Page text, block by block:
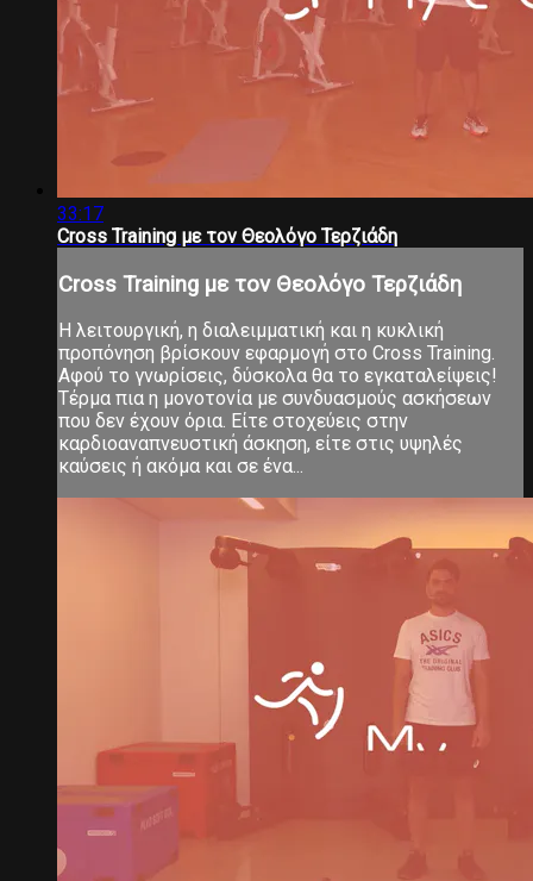
33:17
Cross Training με τον Θεολόγο Τερζιάδη
Cross Training με τον Θεολόγο Τερζιάδη
Η λειτουργική, η διαλειμματική και η κυκλική
προπόνηση βρίσκουν εφαρμογή στο Cross Training.
Αφού το γνωρίσεις, δύσκολα θα το εγκαταλείψεις!
Τέρμα πια η μονοτονία με συνδυασμούς ασκήσεων
που δεν έχουν όρια. Είτε στοχεύεις στην
καρδιοαναπνευστική άσκηση, είτε στις υψηλές
καύσεις ή ακόμα και σε ένα...